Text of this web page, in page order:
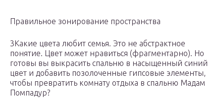
Правильное зонирование пространства
3Какие цвета любит семья. Это не абстрактное
понятие. Цвет может нравиться (фрагментарно). Но
готовы вы выкрасить спальню в насыщенный синий
цвет и добавить позолоченные гипсовые элементы,
чтобы превратить комнату отдыха в спальню Мадам
Помпадур?